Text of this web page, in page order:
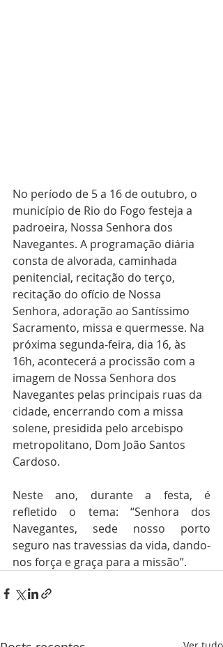
No período de 5 a 16 de outubro, o
município de Rio do Fogo festeja a
padroeira, Nossa Senhora dos
Navegantes. A programação diária
consta de alvorada, caminhada
penitencial, recitação do terço,
recitação do ofício de Nossa
Senhora, adoração ao Santíssimo
Sacramento, missa e quermesse. Na
próxima segunda-feira, dia 16, às
16h, acontecerá a procissão com a
imagem de Nossa Senhora dos
Navegantes pelas principais ruas da
cidade, encerrando com a missa
solene, presidida pelo arcebispo
metropolitano, Dom João Santos
Cardoso.
Neste ano, durante a festa, é
refletido o tema: “Senhora dos
Navegantes, sede nosso porto
seguro nas travessias da vida, dando-
nos força e graça para a missão”.